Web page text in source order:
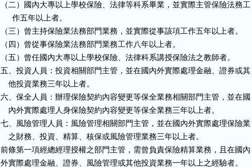
（二）國內大專以上學校保險、法律等科系畢業，並實際主管保險法務工
      作五年以上者。
（三）曾主持保險業法務部門業務，並實際從事該項工作五年以上者。
（四）曾從事保險業法務部門業務工作八年以上者。
（五）曾任國內大專以上學校保險、法律科系講授保險法之教師者。
五、投資人員：投資相關部門主管，並在國內外實際處理金融、證券或其
    他投資業務三年以上者。
六、保全人員：辦理保險契約內容變更等保全業務相關部門主管，並在國
    內外實際處理人身保險契約內容變更等保全業務三年以上者。
七、風險管理人員：風險管理相關部門主管，並在國內外實際處理保險業
    之財務、投資、精算、核保或風險管理業務三年以上者。
前條第一項經總經理授權之部門主管，需曾負責保險精算業務，且在國內
外實際處理金融、證券、風險管理或其他投資業務一年以上之經驗者。